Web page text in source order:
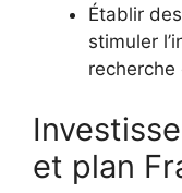
Établir
stimuler
et plan